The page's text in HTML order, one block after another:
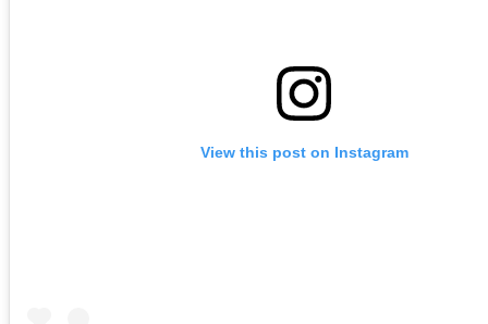
View this post on Instagram